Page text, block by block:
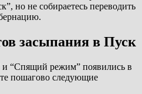
но не собираетесь переводить
засыпания в Пуск
“Спящий режим” появились в
пошагово следующие